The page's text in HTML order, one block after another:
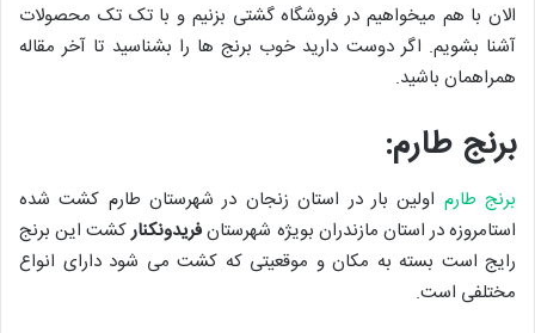
الان با هم میخواهیم در فروشگاه گشتی بزنیم و با تک تک محصولات
آشنا بشویم. اگر دوست دارید خوب برنج ها را بشناسید تا آخر مقاله
همراهمان باشید.
برنج طارم:
برنج طارم اولین بار در استان زنجان در شهرستان طارم کشت شده
استامروزه در استان مازندران بویژه شهرستانفریدونکنارکشت این برنج
رایج است بسته به مکان و موقعیتی که کشت می شود دارای انواع
مختلفی است.